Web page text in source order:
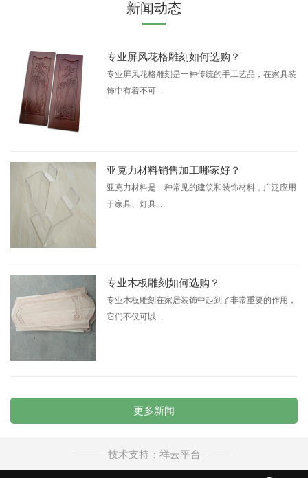
新闻动态
专业屏风花格雕刻如何选购？
专业屏风花格雕刻是一种传统的手工艺品，在家具装
饰中有着不可...
亚克力材料销售加工哪家好？
亚克力材料是一种常见的建筑和装饰材料，广泛应用
于家具、灯具...
专业木板雕刻如何选购？
专业木板雕刻在家居装饰中起到了非常重要的作用，
它们不仅可以...
更多新闻
技术支持：祥云平台